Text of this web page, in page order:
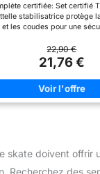
certifiée: Set certifié
stabilisatrice protège
les coudes pour une
élastique assurent un
et offrent un grand
3 à 12 ans Confort extra
épais et coque
les impacts et
utilisation intensive
et convient parfaitement
développer leurs
22,90 €
21,76 €
skate doivent offrir
Recherchez des